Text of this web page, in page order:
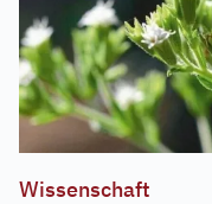
Wissenschaft